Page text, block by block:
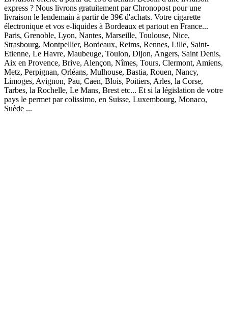
express ? Nous livrons gratuitement par Chronopost pour une
livraison le lendemain à partir de 39€ d'achats. Votre cigarette
électronique et vos e-liquides à Bordeaux et partout en France...
Paris, Grenoble, Lyon, Nantes, Marseille, Toulouse, Nice,
Strasbourg, Montpellier, Bordeaux, Reims, Rennes, Lille, Saint-
Etienne, Le Havre, Maubeuge, Toulon, Dijon, Angers, Saint Denis,
Aix en Provence, Brive, Alençon, Nîmes, Tours, Clermont, Amiens,
Metz, Perpignan, Orléans, Mulhouse, Bastia, Rouen, Nancy,
Limoges, Avignon, Pau, Caen, Blois, Poitiers, Arles, la Corse,
Tarbes, la Rochelle, Le Mans, Brest etc... Et si la législation de votre
pays le permet par colissimo, en Suisse, Luxembourg, Monaco,
Suède ...